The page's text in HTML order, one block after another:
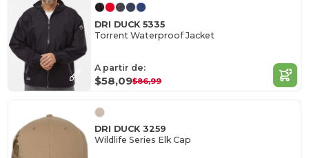
DRI DUCK 5335
Torrent Waterproof Jacket
A partir de:
$58,09$86,99
DRI DUCK 3259
Wildlife Series Elk Cap